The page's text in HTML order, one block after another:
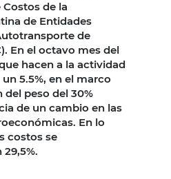
de la
de Entidades
de
En el octavo mes del
hacen a la actividad
5.5%, en el marco
del peso del 30%
de un cambio en las
En lo
costos se